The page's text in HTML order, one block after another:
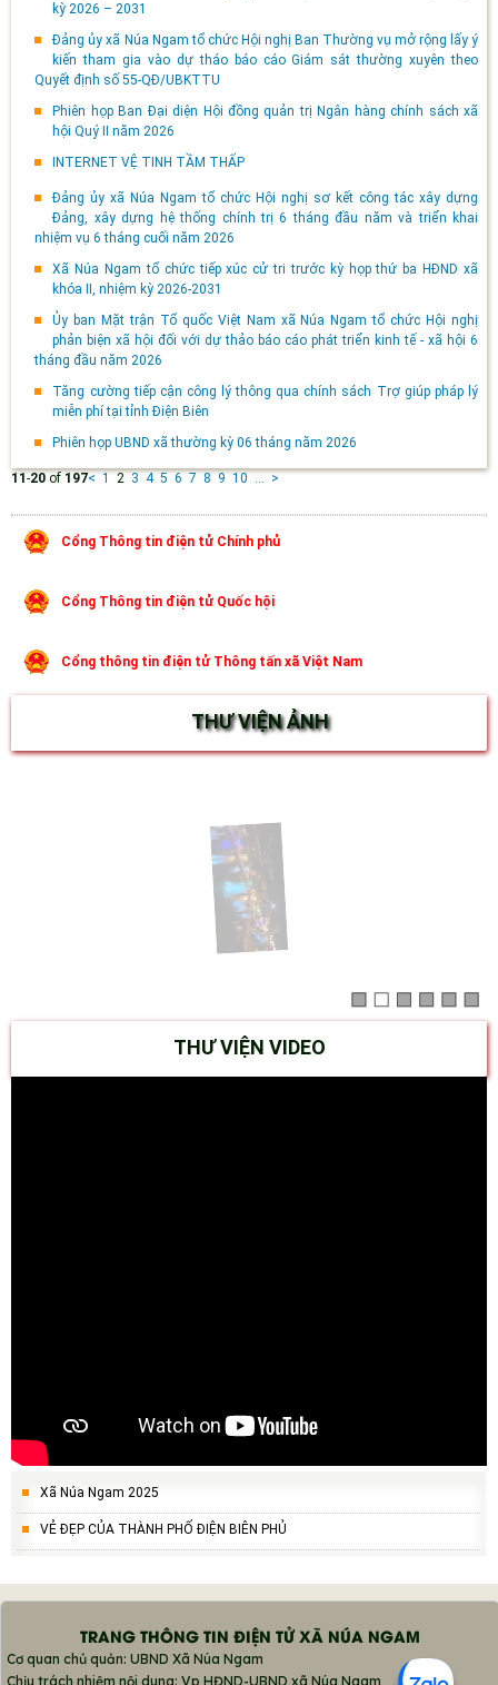
kỳ 2026 – 2031
Đảng ủy xã Núa Ngam tổ chức Hội nghị Ban Thường vụ mở rộng lấy ý
kiến tham gia vào dự tháo báo cáo Giám sát thường xuyên theo
Quyết định số 55-QĐ/UBKTTU
Phiên họp Ban Đại diện Hội đồng quản trị Ngân hàng chính sách xã
hội Quý II năm 2026
INTERNET VỆ TINH TẦM THẤP
Đảng ủy xã Núa Ngam tổ chức Hội nghị sơ kết công tác xây dựng
Đảng, xây dựng hệ thống chính trị 6 tháng đầu năm và triển khai
nhiệm vụ 6 tháng cuối năm 2026
Xã Núa Ngam tổ chức tiếp xúc cử tri trước kỳ họp thứ ba HĐND xã
khóa II, nhiệm kỳ 2026-2031
Ủy ban Mặt trận Tổ quốc Việt Nam xã Núa Ngam tổ chức Hội nghị
phản biện xã hội đối với dự thảo báo cáo phát triển kinh tế - xã hội 6
tháng đầu năm 2026
Tăng cường tiếp cận công lý thông qua chính sách Trợ giúp pháp lý
miễn phí tại tỉnh Điện Biên
Phiên họp UBND xã thường kỳ 06 tháng năm 2026
11 -20 of 197< 1 2 3 4 5 6 7 8 9 10 ... >
Cổng Thông tin điện tử Chính phủ
Cổng Thông tin điện tử Quốc hội
Cổng thông tin điện tử Thông tấn xã Việt Nam
THƯ VIỆN ẢNH
THƯ VIỆN VIDEO
Xã Núa Ngam 2025
VẺ ĐẸP CỦA THÀNH PHỐ ĐIỆN BIÊN PHỦ
TRANG THÔNG TIN ĐIỆN TỬ XÃ NÚA NGAM
Cơ quan chủ quản: UBND Xã Núa Ngam
Chịu trách nhiệm nội dung: Vp HĐND-UBND xã Núa Ngam